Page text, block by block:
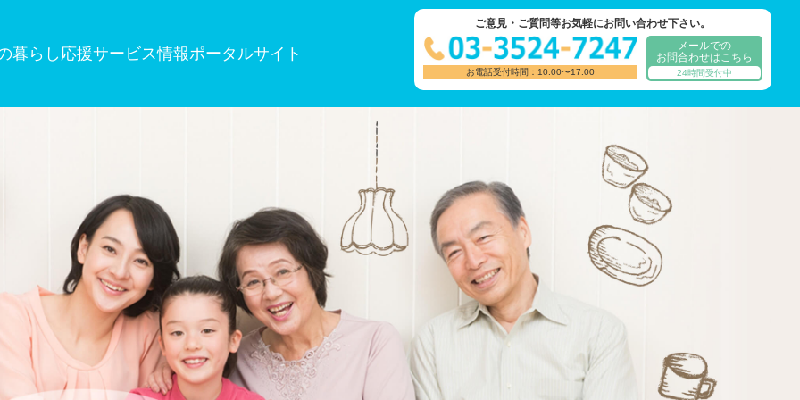
暮らし応援サービス情報ポータルサイト
ご意見・ご質問等お気軽にお問い合わせ下さい。
お電話受付時間：10:00〜17:00
メールでの
お問合わせはこちら
24時間受付中